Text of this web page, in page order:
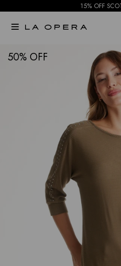
15% OFF

50